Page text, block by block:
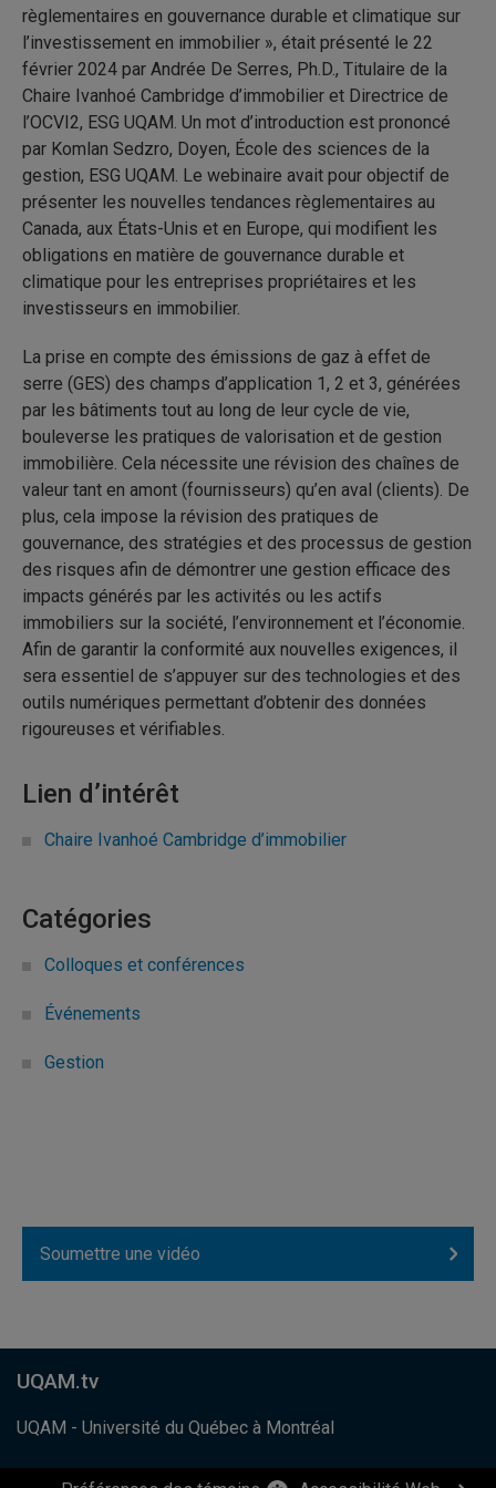
règlementaires en gouvernance durable et climatique sur
l’investissement en immobilier », était présenté le 22
février 2024 par Andrée De Serres, Ph.D., Titulaire de la
Chaire Ivanhoé Cambridge d’immobilier et Directrice de
l’OCVI2, ESG UQAM. Un mot d’introduction est prononcé
par Komlan Sedzro, Doyen, École des sciences de la
gestion, ESG UQAM. Le webinaire avait pour objectif de
présenter les nouvelles tendances règlementaires au
Canada, aux États-Unis et en Europe, qui modifient les
obligations en matière de gouvernance durable et
climatique pour les entreprises propriétaires et les
investisseurs en immobilier.
La prise en compte des émissions de gaz à effet de
serre (GES) des champs d’application 1, 2 et 3, générées
par les bâtiments tout au long de leur cycle de vie,
bouleverse les pratiques de valorisation et de gestion
immobilière. Cela nécessite une révision des chaînes de
valeur tant en amont (fournisseurs) qu’en aval (clients). De
plus, cela impose la révision des pratiques de
gouvernance, des stratégies et des processus de gestion
des risques afin de démontrer une gestion efficace des
impacts générés par les activités ou les actifs
immobiliers sur la société, l’environnement et l’économie.
Afin de garantir la conformité aux nouvelles exigences, il
sera essentiel de s’appuyer sur des technologies et des
outils numériques permettant d’obtenir des données
rigoureuses et vérifiables.
Lien d’intérêt
Chaire Ivanhoé Cambridge d’immobilier
Catégories
Colloques et conférences
Événements
Gestion
Soumettre une vidéo
UQAM - Université du Québec à Montréal
UQAM.tv